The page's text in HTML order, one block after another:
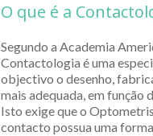
O que é a
Segundo a Academia
Contactologia é uma
objectivo o desenho,
mais adequada, em
Isto exige que o
contacto possua uma